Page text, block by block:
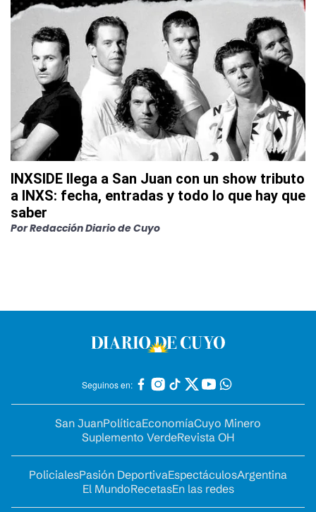
INXSIDE llega a San Juan con un show tributo
a INXS: fecha, entradas y todo lo que hay que
saber
PorRedacción Diario de Cuyo
Seguinos en:
San JuanPolíticaEconomíaCuyo Minero
Suplemento VerdeRevista OH
PolicialesPasión DeportivaEspectáculosArgentina
El MundoRecetasEn las redes